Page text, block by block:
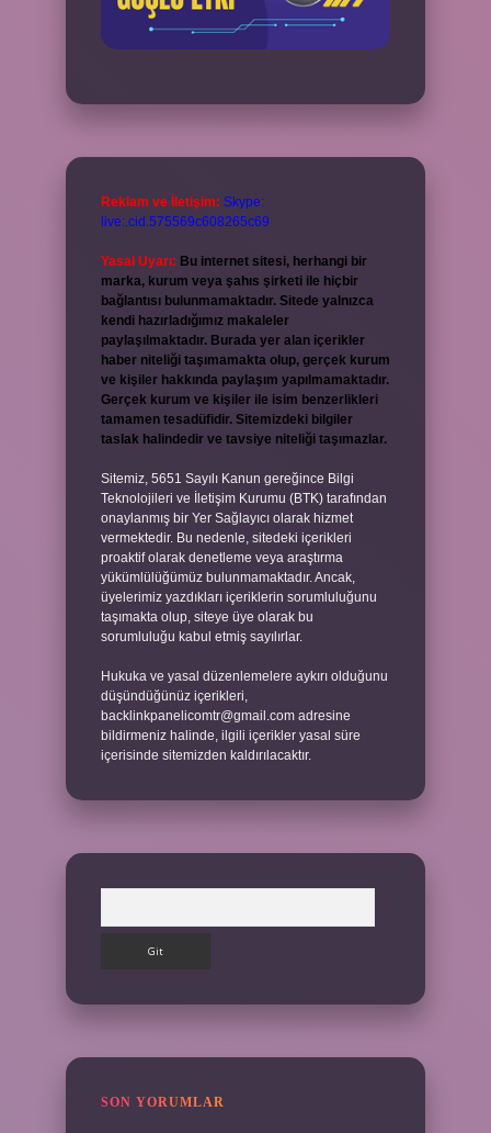
Reklam ve İletişim: Skype:
live:.cid.575569c608265c69
Yasal Uyarı: Bu internet sitesi, herhangi bir
marka, kurum veya şahıs şirketi ile hiçbir
bağlantısı bulunmamaktadır. Sitede yalnızca
kendi hazırladığımız makaleler
paylaşılmaktadır. Burada yer alan içerikler
haber niteliği taşımamakta olup, gerçek kurum
ve kişiler hakkında paylaşım yapılmamaktadır.
Gerçek kurum ve kişiler ile isim benzerlikleri
tamamen tesadüfidir. Sitemizdeki bilgiler
taslak halindedir ve tavsiye niteliği taşımazlar.
Sitemiz, 5651 Sayılı Kanun gereğince Bilgi
Teknolojileri ve İletişim Kurumu (BTK) tarafından
onaylanmış bir Yer Sağlayıcı olarak hizmet
vermektedir. Bu nedenle, sitedeki içerikleri
proaktif olarak denetleme veya araştırma
yükümlülüğümüz bulunmamaktadır. Ancak,
üyelerimiz yazdıkları içeriklerin sorumluluğunu
taşımakta olup, siteye üye olarak bu
sorumluluğu kabul etmiş sayılırlar.
Hukuka ve yasal düzenlemelere aykırı olduğunu
düşündüğünüz içerikleri,
backlinkpanelicomtr@gmail.com adresine
bildirmeniz halinde, ilgili içerikler yasal süre
içerisinde sitemizden kaldırılacaktır.
SON YORUMLAR